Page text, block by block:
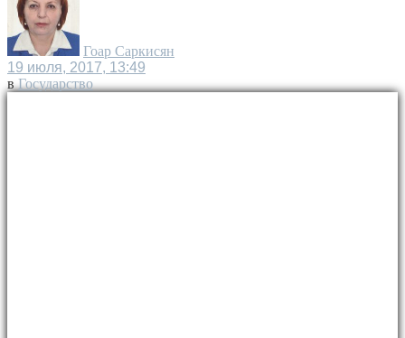
Гоар Саркисян
19 июля, 2017, 13:49
в Государство